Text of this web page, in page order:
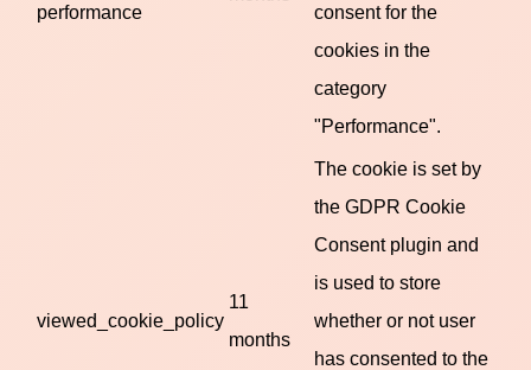
performance
consent for the
cookies in the
category
"Performance".
viewed_cookie_policy
11
months
The cookie is set by
the GDPR Cookie
Consent plugin and
is used to store
whether or not user
has consented to the